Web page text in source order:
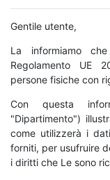
Gentile utente,
La informiamo
Regolamento UE
persone fisiche con
Con questa
"Dipartimento")
come utilizzerà i
forniti, per usufruire
i diritti che Le sono